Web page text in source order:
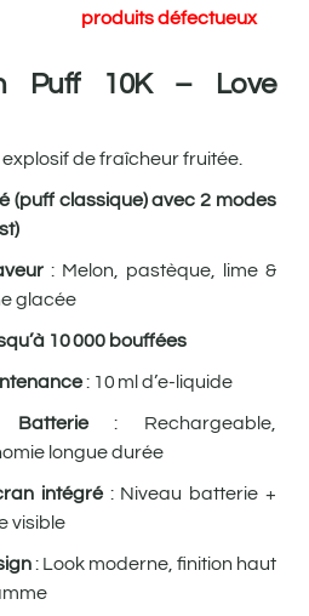
produits défectueux
Puff 10K – Love
de fraîcheur fruitée.
(puff classique) avec 2 modes
: Melon, pastèque, lime &
glacée
10 000 bouffées
: 10 ml d’e-liquide
Batterie: Rechargeable,
longue durée
intégré: Niveau batterie +
visible
: Look moderne, finition haut